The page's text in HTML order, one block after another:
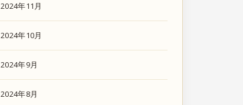
2024年11月
2024年10月
2024年9月
2024年8月